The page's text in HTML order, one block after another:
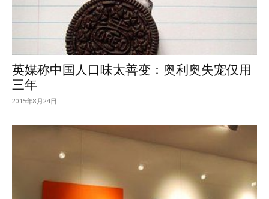
英媒称中国人口味太善变：奥利奥失宠仅用
三年
2015年8月24日